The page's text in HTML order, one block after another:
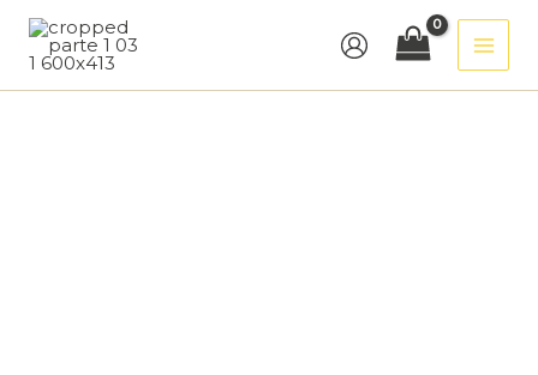
contenido